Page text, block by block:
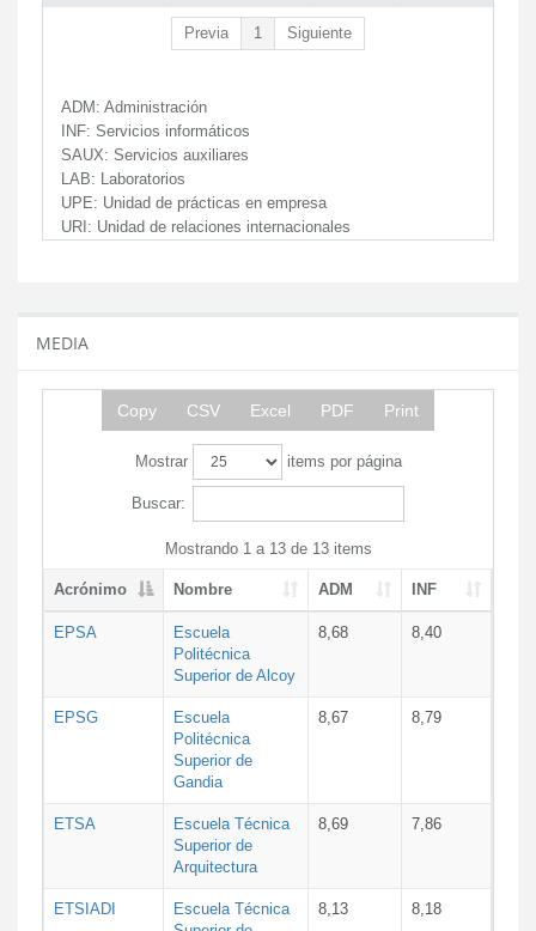
Previa 1 Siguiente
ADM: Administración
INF: Servicios informáticos
SAUX: Servicios auxiliares
LAB: Laboratorios
UPE: Unidad de prácticas en empresa
URI: Unidad de relaciones internacionales
MEDIA
Copy CSV Excel PDF Print
Mostrar items por página
Buscar:
Mostrando 1 a 13 de 13 items
Acrónimo Nombre ADM INF
EPSA
Escuela
Politécnica
Superior de Alcoy
8,68 8,40
EPSG
Escuela
Politécnica
Superior de
Gandia
8,67 8,79
ETSA
Escuela Técnica
Superior de
Arquitectura
8,69 7,86
ETSIADI
Escuela Técnica
8,13 8,18